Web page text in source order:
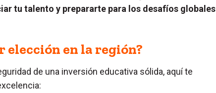
tu talento y prepararte para los desafíos globales
elección en la región?
de una inversión educativa sólida, aquí te